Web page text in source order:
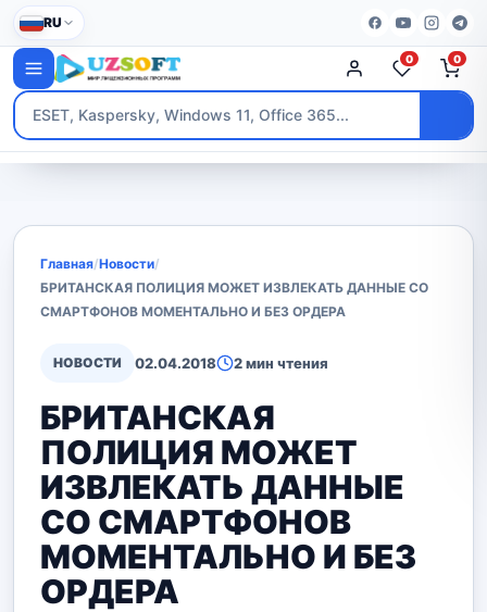
RU
0 0
Главная/Новости/
БРИТАНСКАЯ ПОЛИЦИЯ МОЖЕТ ИЗВЛЕКАТЬ ДАННЫЕ СО
СМАРТФОНОВ МОМЕНТАЛЬНО И БЕЗ ОРДЕРА
НОВОСТИ 02.04.2018 2 мин чтения
БРИТАНСКАЯ
ПОЛИЦИЯ МОЖЕТ
ИЗВЛЕКАТЬ ДАННЫЕ
СО СМАРТФОНОВ
МОМЕНТАЛЬНО И БЕЗ
ОРДЕРА